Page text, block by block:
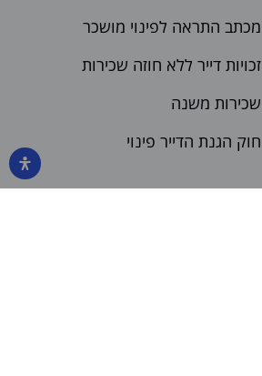
מכתב התראה לפינוי מושכר
זכויות דייר ללא חוזה שכירות
שכירות משנה
חוק הגנת הדייר פינוי